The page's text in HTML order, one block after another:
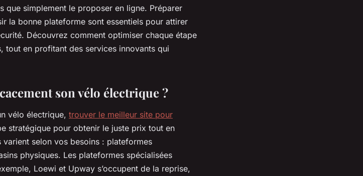
votre vélo
que simplement le proposer en ligne. Préparer
la bonne plateforme sont essentiels pour attirer
Découvrez comment optimiser chaque étape
tout en profitant des services innovants qui
son vélo électrique ?
vélo électrique, trouver le meilleur site pour
stratégique pour obtenir le juste prix tout en
selon vos besoins : plateformes
physiques. Les plateformes spécialisées
Loewi et Upway s’occupent de la reprise,